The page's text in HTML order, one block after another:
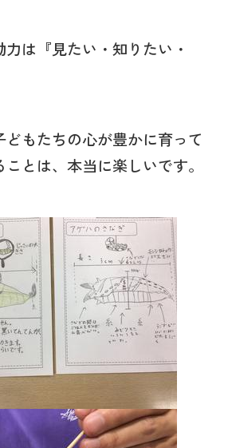
は『見たい・知りたい・
もたちの心が豊かに育って
とは、本当に楽しいです。